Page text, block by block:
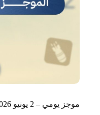
موجز يومي – 2 يونيو 2026